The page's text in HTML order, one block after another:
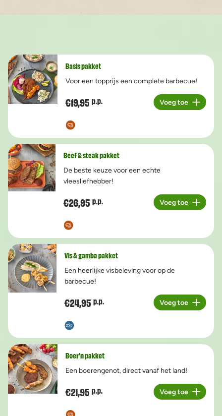
Basis pakket
Voor een topprijs een complete barbecue!
€19,95 p.p.
Aantal
Voeg toe
Beef & steak pakket
De beste keuze voor een echte
vleesliefhebber!
€26,95 p.p.
Aantal
Voeg toe
Vis & gamba pakket
Een heerlijke visbeleving voor op de
barbecue!
€24,95 p.p.
Aantal
Voeg toe
Boer’n pakket
Een boerengenot, direct vanaf het land!
€21,95 p.p.
Aantal
Voeg toe